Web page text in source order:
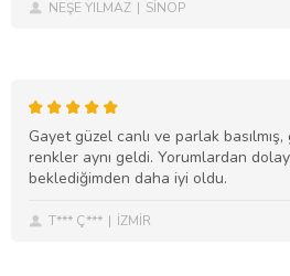
NEŞE YILMAZ SİNOP
Gayet güzel canlı ve parlak
renkler aynı geldi. Yorumlardan
beklediğimden daha iyi oldu.
T*** Ç*** İZMİR